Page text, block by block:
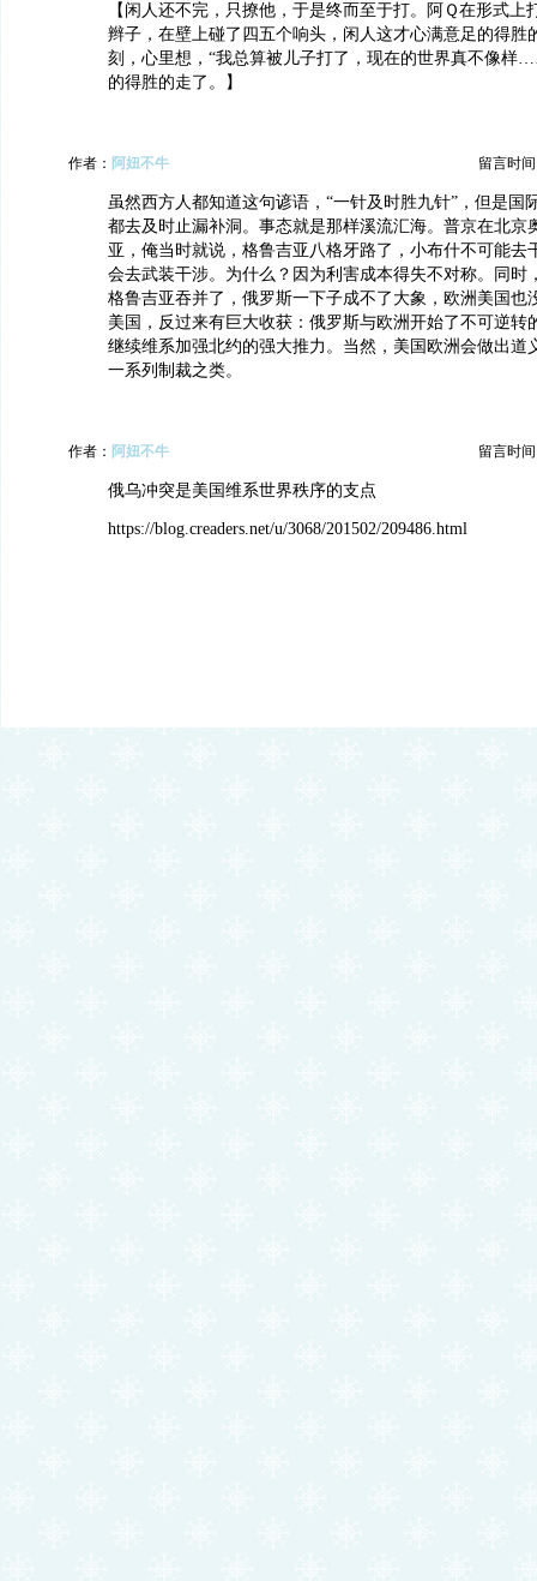
【闲人还不完，只撩他，于是终而至于打。阿Ｑ在形式上
辫子，在壁上碰了四五个响头，闲人这才心满意足的得胜
刻，心里想，“我总算被儿子打了，现在的世界真不像样
的得胜的走了。】
作者： 阿妞不牛 留言时间
虽然西方人都知道这句谚语，“一针及时胜九针”，但是国
都去及时止漏补洞。事态就是那样溪流汇海。普京在北京
亚，俺当时就说，格鲁吉亚八格牙路了，小布什不可能去
会去武装干涉。为什么？因为利害成本得失不对称。同时
格鲁吉亚吞并了，俄罗斯一下子成不了大象，欧洲美国也
美国，反过来有巨大收获：俄罗斯与欧洲开始了不可逆转
继续维系加强北约的强大推力。当然，美国欧洲会做出道
一系列制裁之类。
作者： 阿妞不牛 留言时间
俄乌冲突是美国维系世界秩序的支点
https://blog.creaders.net/u/3068/201502/209486.html